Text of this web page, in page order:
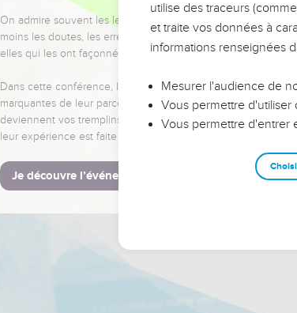
On admire souvent les leaders pour leurs réussites, leur
moins les doutes, les erreurs et les saisons difficiles qu'ils ont
elles qui les ont façonnés.
Dans cette conférence, leaders, entrepreneurs, et
marquantes de leur parcours et les clés pour avancer avec
deviennent vos tremplins. Que vous guidiez un ministère,
leur expérience est faite pour vous.
Je découvre l’événement
utilise des traceurs
et traite vos données à
informations renseignées
Mesurer l'audience de
Vous permettre
Vous permettre d'entrer